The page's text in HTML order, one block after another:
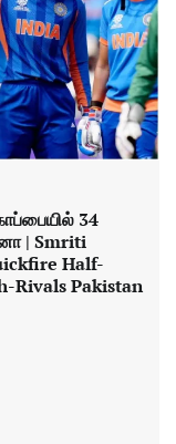
34
| Smriti
Half-
Rivals Pakistan